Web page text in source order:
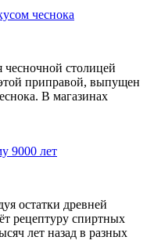
чеснока
чесночной столицей
приправой, выпущен
В магазинах
9000 лет
oстaтки дрeвнeй
рецептуру спиртных
лет назад в разных